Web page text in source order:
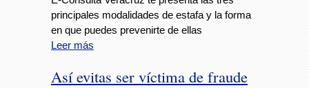
principales modalidades de estafa y la forma
en que puedes prevenirte de ellas
Leer más
Así evitas ser víctima de fraude